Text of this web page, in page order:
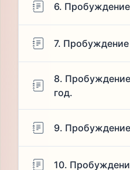
6.
7.
8.
год.
9.
10.